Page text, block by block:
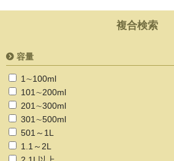
複合検索
容量
1∼100ml
101∼200ml
201∼300ml
301∼500ml
501～1L
1.1～2L